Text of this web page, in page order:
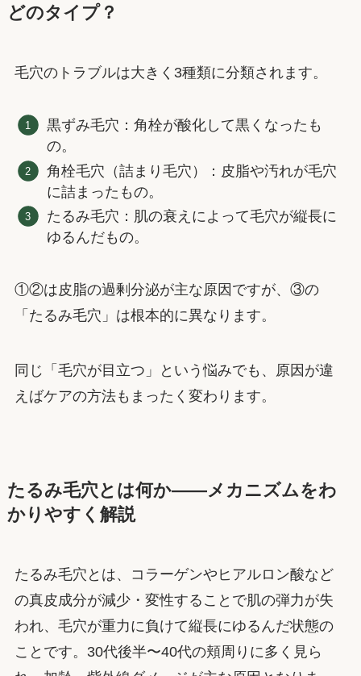
どのタイプ？
毛穴のトラブルは大きく3種類に分類されます。
黒ずみ毛穴：角栓が酸化して黒くなったも
の。
角栓毛穴（詰まり毛穴）：皮脂や汚れが毛穴
に詰まったもの。
たるみ毛穴：肌の衰えによって毛穴が縦長に
ゆるんだもの。
①②は皮脂の過剰分泌が主な原因ですが、③の
「たるみ毛穴」は根本的に異なります。
同じ「毛穴が目立つ」という悩みでも、原因が違
えばケアの方法もまったく変わります。
たるみ毛穴とは何か——メカニズムをわ
かりやすく解説
たるみ毛穴とは、コラーゲンやヒアルロン酸など
の真皮成分が減少・変性することで肌の弾力が失
われ、毛穴が重力に負けて縦長にゆるんだ状態の
ことです。30代後半〜40代の頬周りに多く見ら